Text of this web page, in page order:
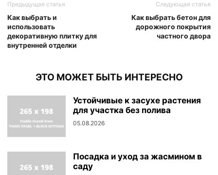
Предыдущая статья
Как выбрать и
использовать
декоративную плитку для
внутренней отделки
Следующая статья
Как выбрать бетон для
дорожного покрытия
частного двора
ЭТО МОЖЕТ БЫТЬ ИНТЕРЕСНО
Устойчивые к засухе растения
для участка без полива
05.08.2026
Посадка и уход за жасмином в
саду